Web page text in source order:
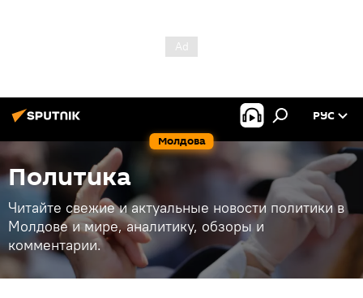
Молдова
РУС
Политика
Читайте свежие и актуальные новости политики в
Молдове и мире, аналитику, обзоры и
комментарии.